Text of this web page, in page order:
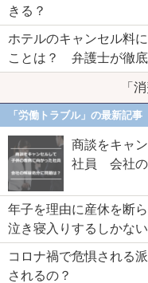
きる？
ホテルのキャンセル料
ことは？ 弁護士が徹
「
「労働トラブル」の最新記事
商談をキャ
社員 会社の
年子を理由に産休を断
泣き寝入りするしかない
コロナ禍で危惧される
されるの？